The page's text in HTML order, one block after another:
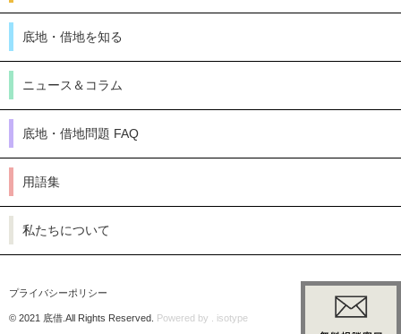
底地・借地を知る
ニュース＆コラム
底地・借地問題 FAQ
用語集
私たちについて
プライバシーポリシー
© 2021 底借.All Rights Reserved. Powered by . isotype